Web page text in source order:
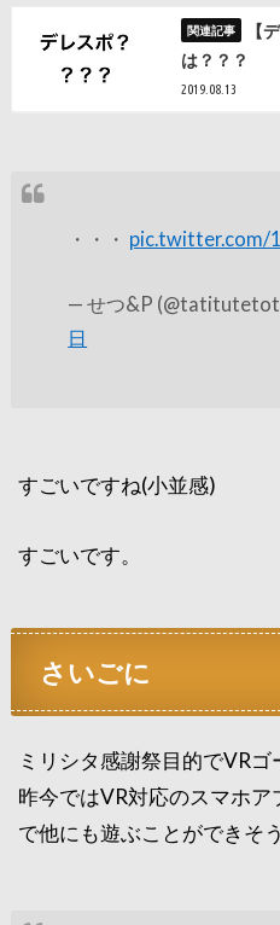
【
は？？？
2019.08.13
・・・ pic.twitter.com/
— せつ&P
日
すごいですね(小並感)
すごいです。
さいごに
ミリシタ感謝祭目的でVRゴ
昨今ではVR対応のスマホア
で他にも遊ぶことができそ